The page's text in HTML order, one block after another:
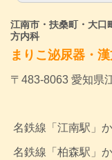
江南市・扶桑町・大口
方内科
まりこ泌尿器・
〒483-8063 愛知県
名鉄線「江南駅」
名鉄線 「柏森駅」